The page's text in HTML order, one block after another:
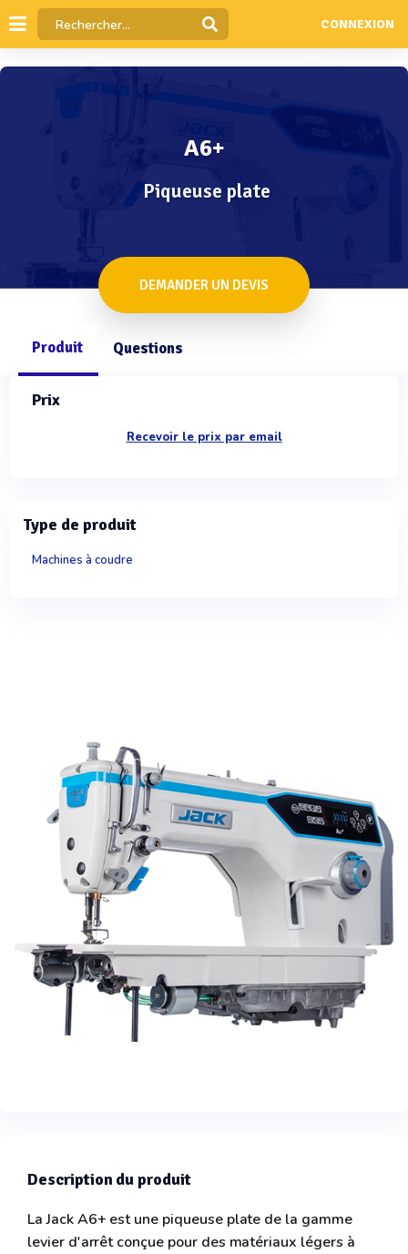
CONNEXION
A6+
Piqueuse plate
DEMANDER UN DEVIS
Produit Questions
Description du produit
La Jack A6+ est une piqueuse plate de la gamme
levier d'arrêt conçue pour des matériaux légers à
Prix
Recevoir le prix par email
Type de produit
Machines à coudre